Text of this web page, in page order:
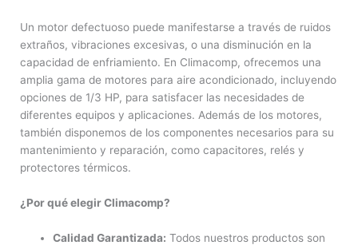
Un motor defectuoso puede manifestarse a través de ruidos
extraños, vibraciones excesivas, o una disminución en la
capacidad de enfriamiento. En Climacomp, ofrecemos una
amplia gama de motores para aire acondicionado, incluyendo
opciones de 1/3 HP, para satisfacer las necesidades de
diferentes equipos y aplicaciones. Además de los motores,
también disponemos de los componentes necesarios para su
mantenimiento y reparación, como capacitores, relés y
protectores térmicos.
¿Por qué elegir Climacomp?
Calidad Garantizada: Todos nuestros productos son